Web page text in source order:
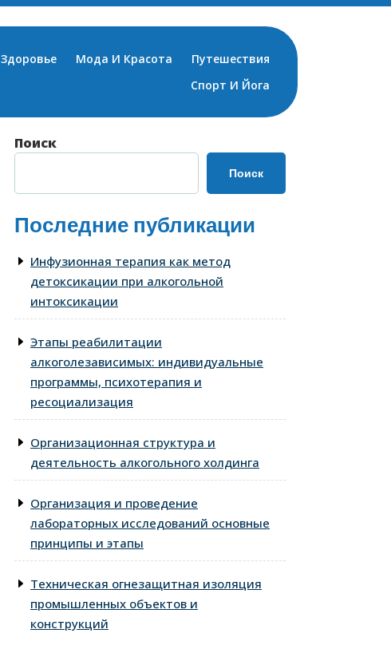
Здоровье Мода И Красота
Путешествия
Спорт И Йога
Поиск
Поиск
Последние публикации
Инфузионная терапия как метод
детоксикации при алкогольной
интоксикации
Этапы реабилитации
алкоголезависимых: индивидуальные
программы, психотерапия и
ресоциализация
Организационная структура и
деятельность алкогольного холдинга
Организация и проведение
лабораторных исследований основные
принципы и этапы
Техническая огнезащитная изоляция
промышленных объектов и
конструкций